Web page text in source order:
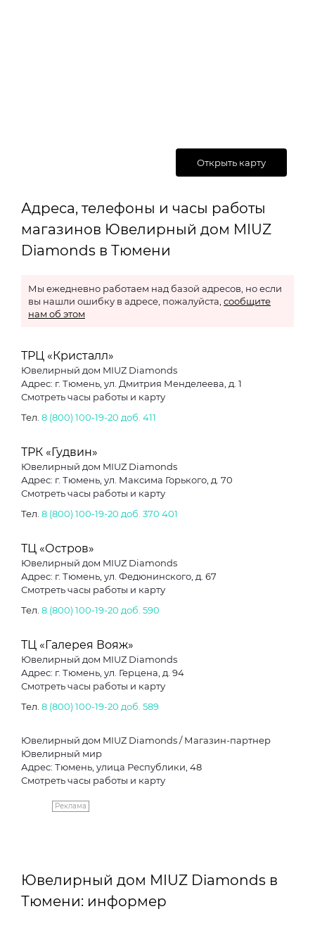
Открыть карту
Адреса, телефоны и часы работы
магазинов Ювелирный дом MIUZ
Diamonds в Тюмени
Мы ежедневно работаем над базой адресов, но если
вы нашли ошибку в адресе, пожалуйста, сообщите
нам об этом
ТРЦ «Кристалл»
Ювелирный дом MIUZ Diamonds
Адрес: г. Тюмень, ул. Дмитрия Менделеева, д. 1
Смотреть часы работы и карту
Тел. 8 (800) 100-19-20 доб. 411
ТРК «Гудвин»
Ювелирный дом MIUZ Diamonds
Адрес: г. Тюмень, ул. Максима Горького, д. 70
Смотреть часы работы и карту
Тел. 8 (800) 100-19-20 доб. 370 401
ТЦ «Остров»
Ювелирный дом MIUZ Diamonds
Адрес: г. Тюмень, ул. Федюнинского, д. 67
Смотреть часы работы и карту
Тел. 8 (800) 100-19-20 доб. 590
ТЦ «Галерея Вояж»
Ювелирный дом MIUZ Diamonds
Адрес: г. Тюмень, ул. Герцена, д. 94
Смотреть часы работы и карту
Тел. 8 (800) 100-19-20 доб. 589
Ювелирный дом MIUZ Diamonds / Магазин-партнер
Ювелирный мир
Адрес: Тюмень, улица Республики, 48
Смотреть часы работы и карту
Реклама
Ювелирный дом MIUZ Diamonds в
Тюмени: информер